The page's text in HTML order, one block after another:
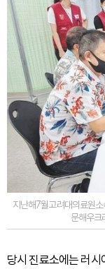
지난해7월고려대의료원
문해우크
당시 진료소에는 러